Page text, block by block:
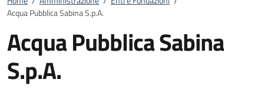
Acqua Pubblica Sabina S.p.A.
Acqua Pubblica Sabina
S.p.A.